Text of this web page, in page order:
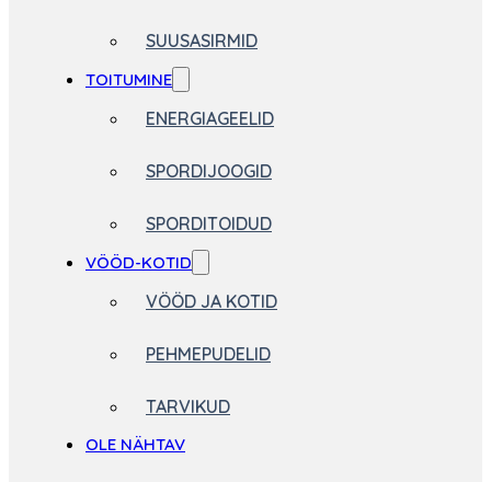
SUUSASIRMID
TOITUMINE
ENERGIAGEELID
SPORDIJOOGID
SPORDITOIDUD
VÖÖD-KOTID
VÖÖD JA KOTID
PEHMEPUDELID
TARVIKUD
OLE NÄHTAV